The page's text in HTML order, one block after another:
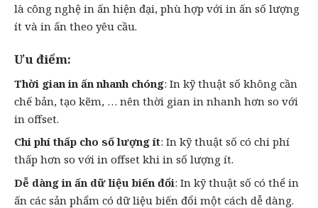
là công nghệ in ấn hiện đại, phù hợp với in ấn số lượng
ít và in ấn theo yêu cầu.
Ưu điểm:
Thời gianin ấn nhanh chóng: In kỹ thuật số không cần
chế bản, tạo kẽm, … nên thời gian in nhanh hơn so với
in offset.
Chi phí thấp cho số lượng ít: In kỹ thuật số có chi phí
thấp hơn so với in offset khi in số lượng ít.
Dễ dàng in ấn dữ liệu biến đổi: In kỹ thuật số có thể in
ấn các sản phẩm có dữ liệu biến đổi một cách dễ dàng.